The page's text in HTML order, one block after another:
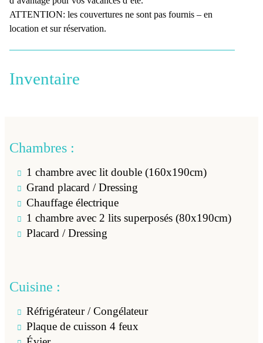
ATTENTION: les couvertures ne sont pas fournis – en
location et sur réservation.
Inventaire
Chambres :
1 chambre avec lit double (160x190cm)
Grand placard / Dressing
Chauffage électrique
1 chambre avec 2 lits superposés (80x190cm)
Placard / Dressing
Cuisine :
Réfrigérateur / Congélateur
Plaque de cuisson 4 feux